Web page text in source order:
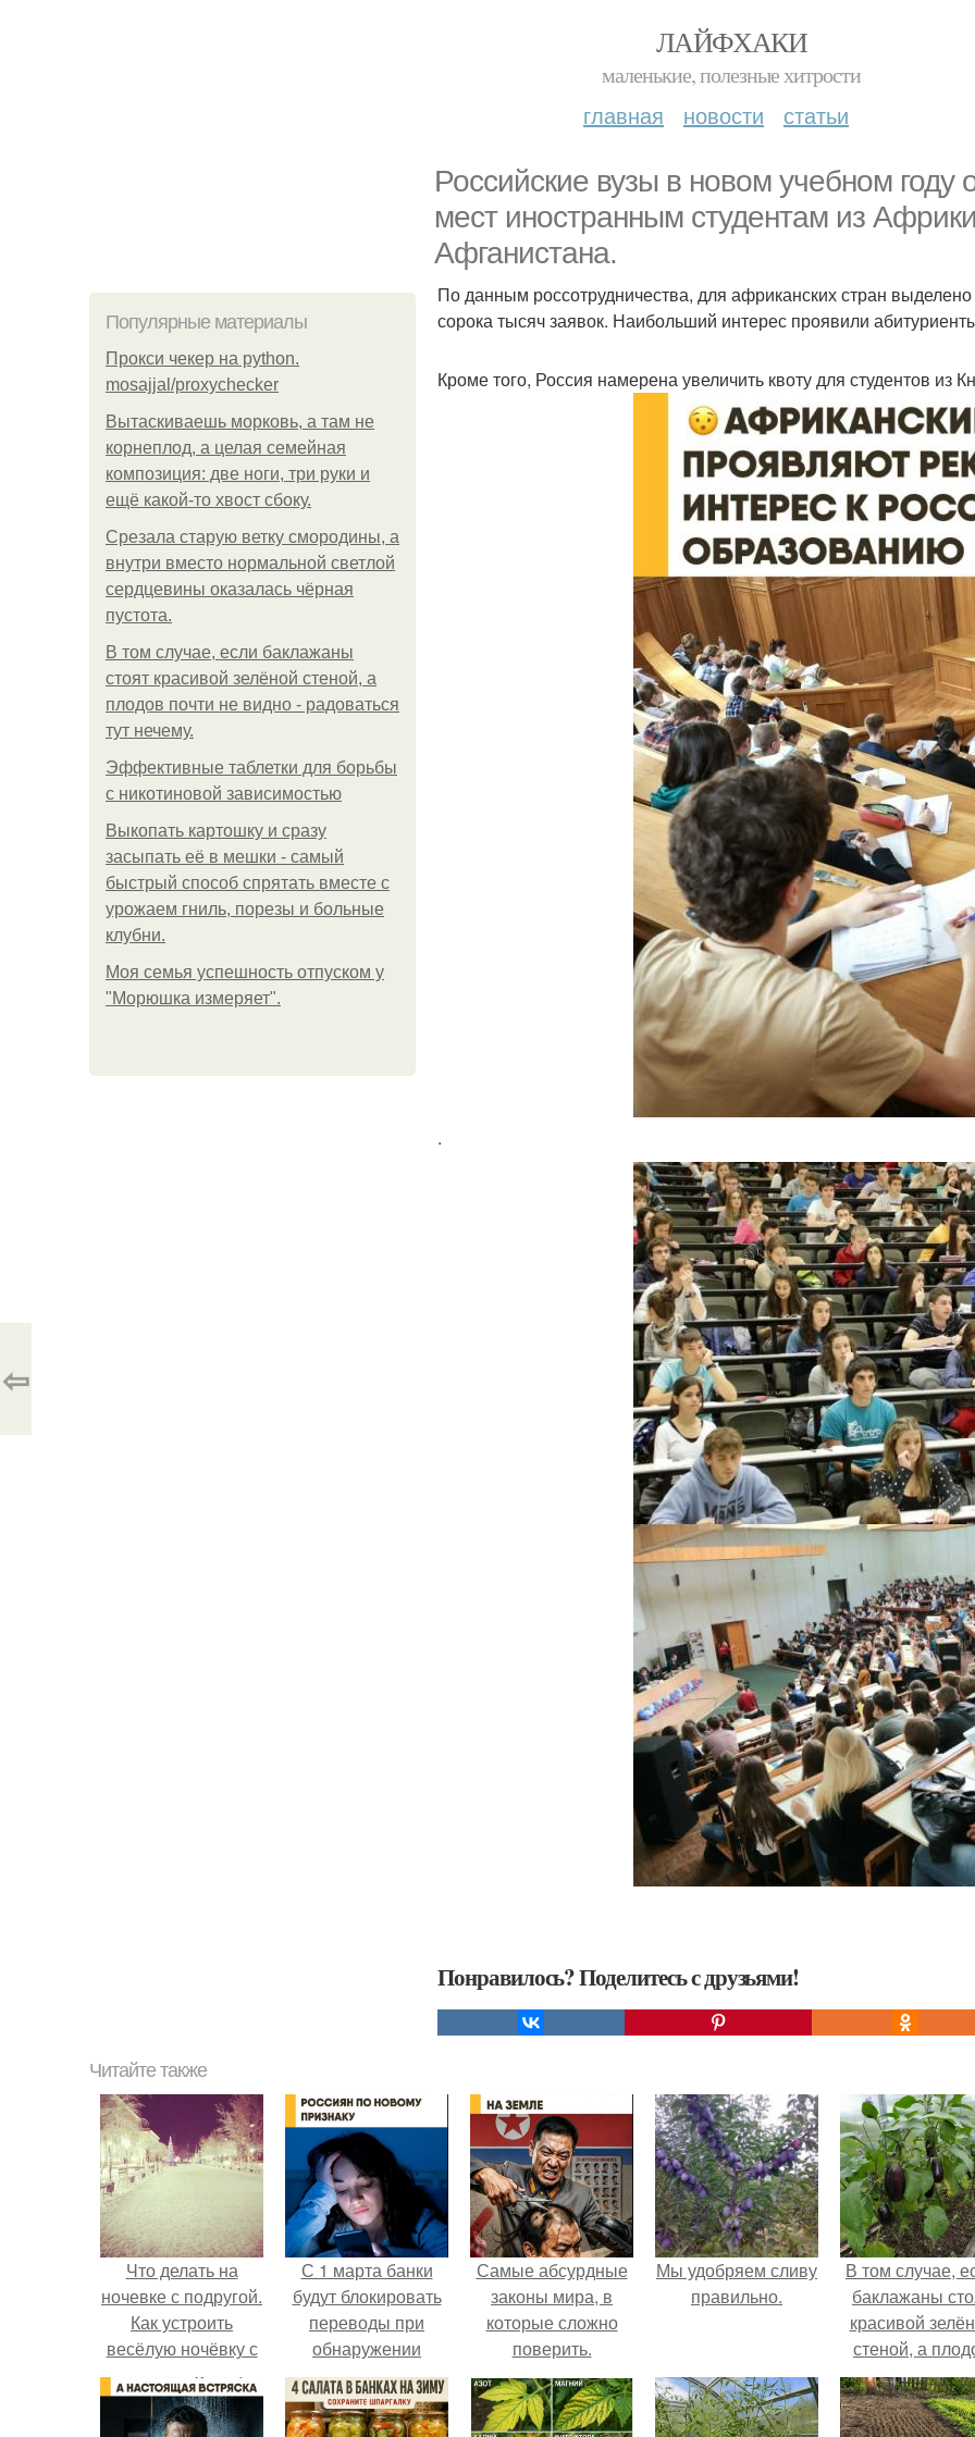
ЛАЙФХАКИ
маленькие, полезные хитрости
главная новости статьи
Российские вузы в новом учебном году
мест иностранным студентам из
Афганистана.
Популярные материалы
Прокси чекер на python.
mosajjal/proxychecker
Вытаскиваешь морковь, а там не
корнеплод, а целая семейная
композиция: две ноги, три руки и
ещё какой-то хвост сбоку.
Срезала старую ветку смородины, а
внутри вместо нормальной светлой
сердцевины оказалась чёрная
пустота.
В том случае, если баклажаны
стоят красивой зелёной стеной, а
плодов почти не видно - радоваться
тут нечему.
Эффективные таблетки для борьбы
с никотиновой зависимостью
Выкопать картошку и сразу
засыпать её в мешки - самый
быстрый способ спрятать вместе с
урожаем гниль, порезы и больные
клубни.
Моя семья успешность отпуском у
"Морюшка измеряет".
По данным россотрудничества, для африканских стран
сорока тысяч заявок. Наибольший интерес проявили
Кроме того, Россия намерена увеличить квоту для студентов из
.
Понравилось? Поделитесь с друзьями!
⇦
Читайте также
Что делать на
ночевке с подругой.
Как устроить
весёлую ночёвку с
подружками
С 1 марта банки
будут блокировать
переводы при
обнаружении
вируса.
Самые абсурдные
законы мира, в
которые сложно
поверить.
Мы удобряем сливу
правильно.
В том случае,
баклажаны
красивой
стеной, а
почти не
радоваться
нечему.